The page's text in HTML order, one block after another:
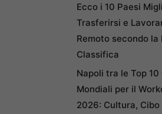
Ecco i 10 Paesi
Trasferirsi e
Remoto secondo la
Classifica
Napoli tra le Top
Mondiali per il
2026: Cultura, Cibo